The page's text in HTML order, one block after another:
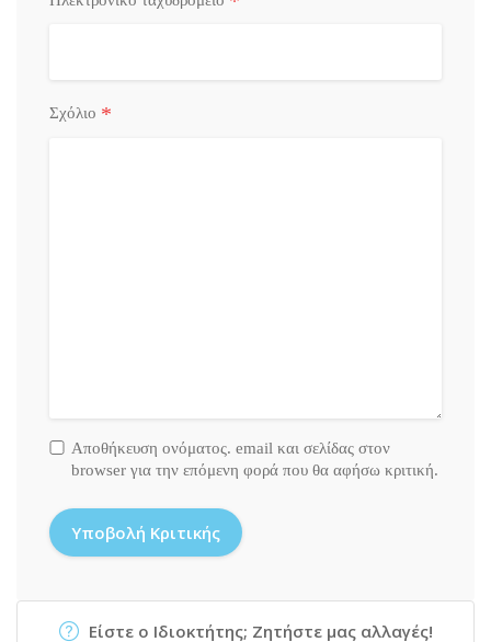
Σχόλιο *
Αποθήκευση ονόματος. email και σελίδας στον
browser για την επόμενη φορά που θα αφήσω κριτική.
Είστε ο Ιδιοκτήτης; Ζητήστε μας αλλαγές!